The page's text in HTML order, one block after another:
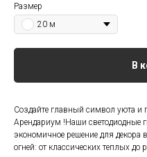
Размер
20 м
В
Создайте главный символ уюта и
Арендариум !Наши светодиодные
экономичное решение для
огней: от классических теплых